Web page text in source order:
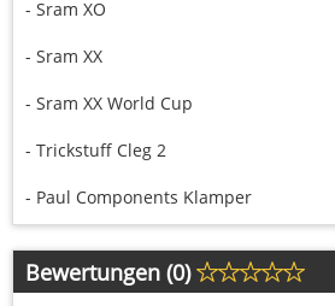
- Sram XO
- Sram XX
- Sram XX World Cup
- Trickstuff Cleg 2
- Paul Components Klamper
Bewertungen (0)